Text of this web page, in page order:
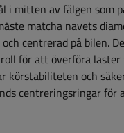
i mitten av fälgen som
matcha navets
centrerad på bilen.
för att överföra laster
körstabiliteten och
centreringsringar för